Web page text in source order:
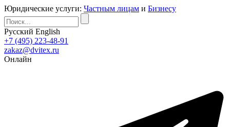
Юридические услуги: Частным лицам и Бизнесу
Русский English
+7 (495) 223-48-91
zakaz@dvitex.ru
Онлайн